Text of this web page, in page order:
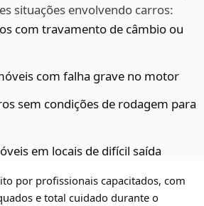
situações envolvendo carros:
com travamento de câmbio ou
com falha grave no motor
sem condições de rodagem para
em locais de difícil saída
por profissionais capacitados, com
e total cuidado durante o